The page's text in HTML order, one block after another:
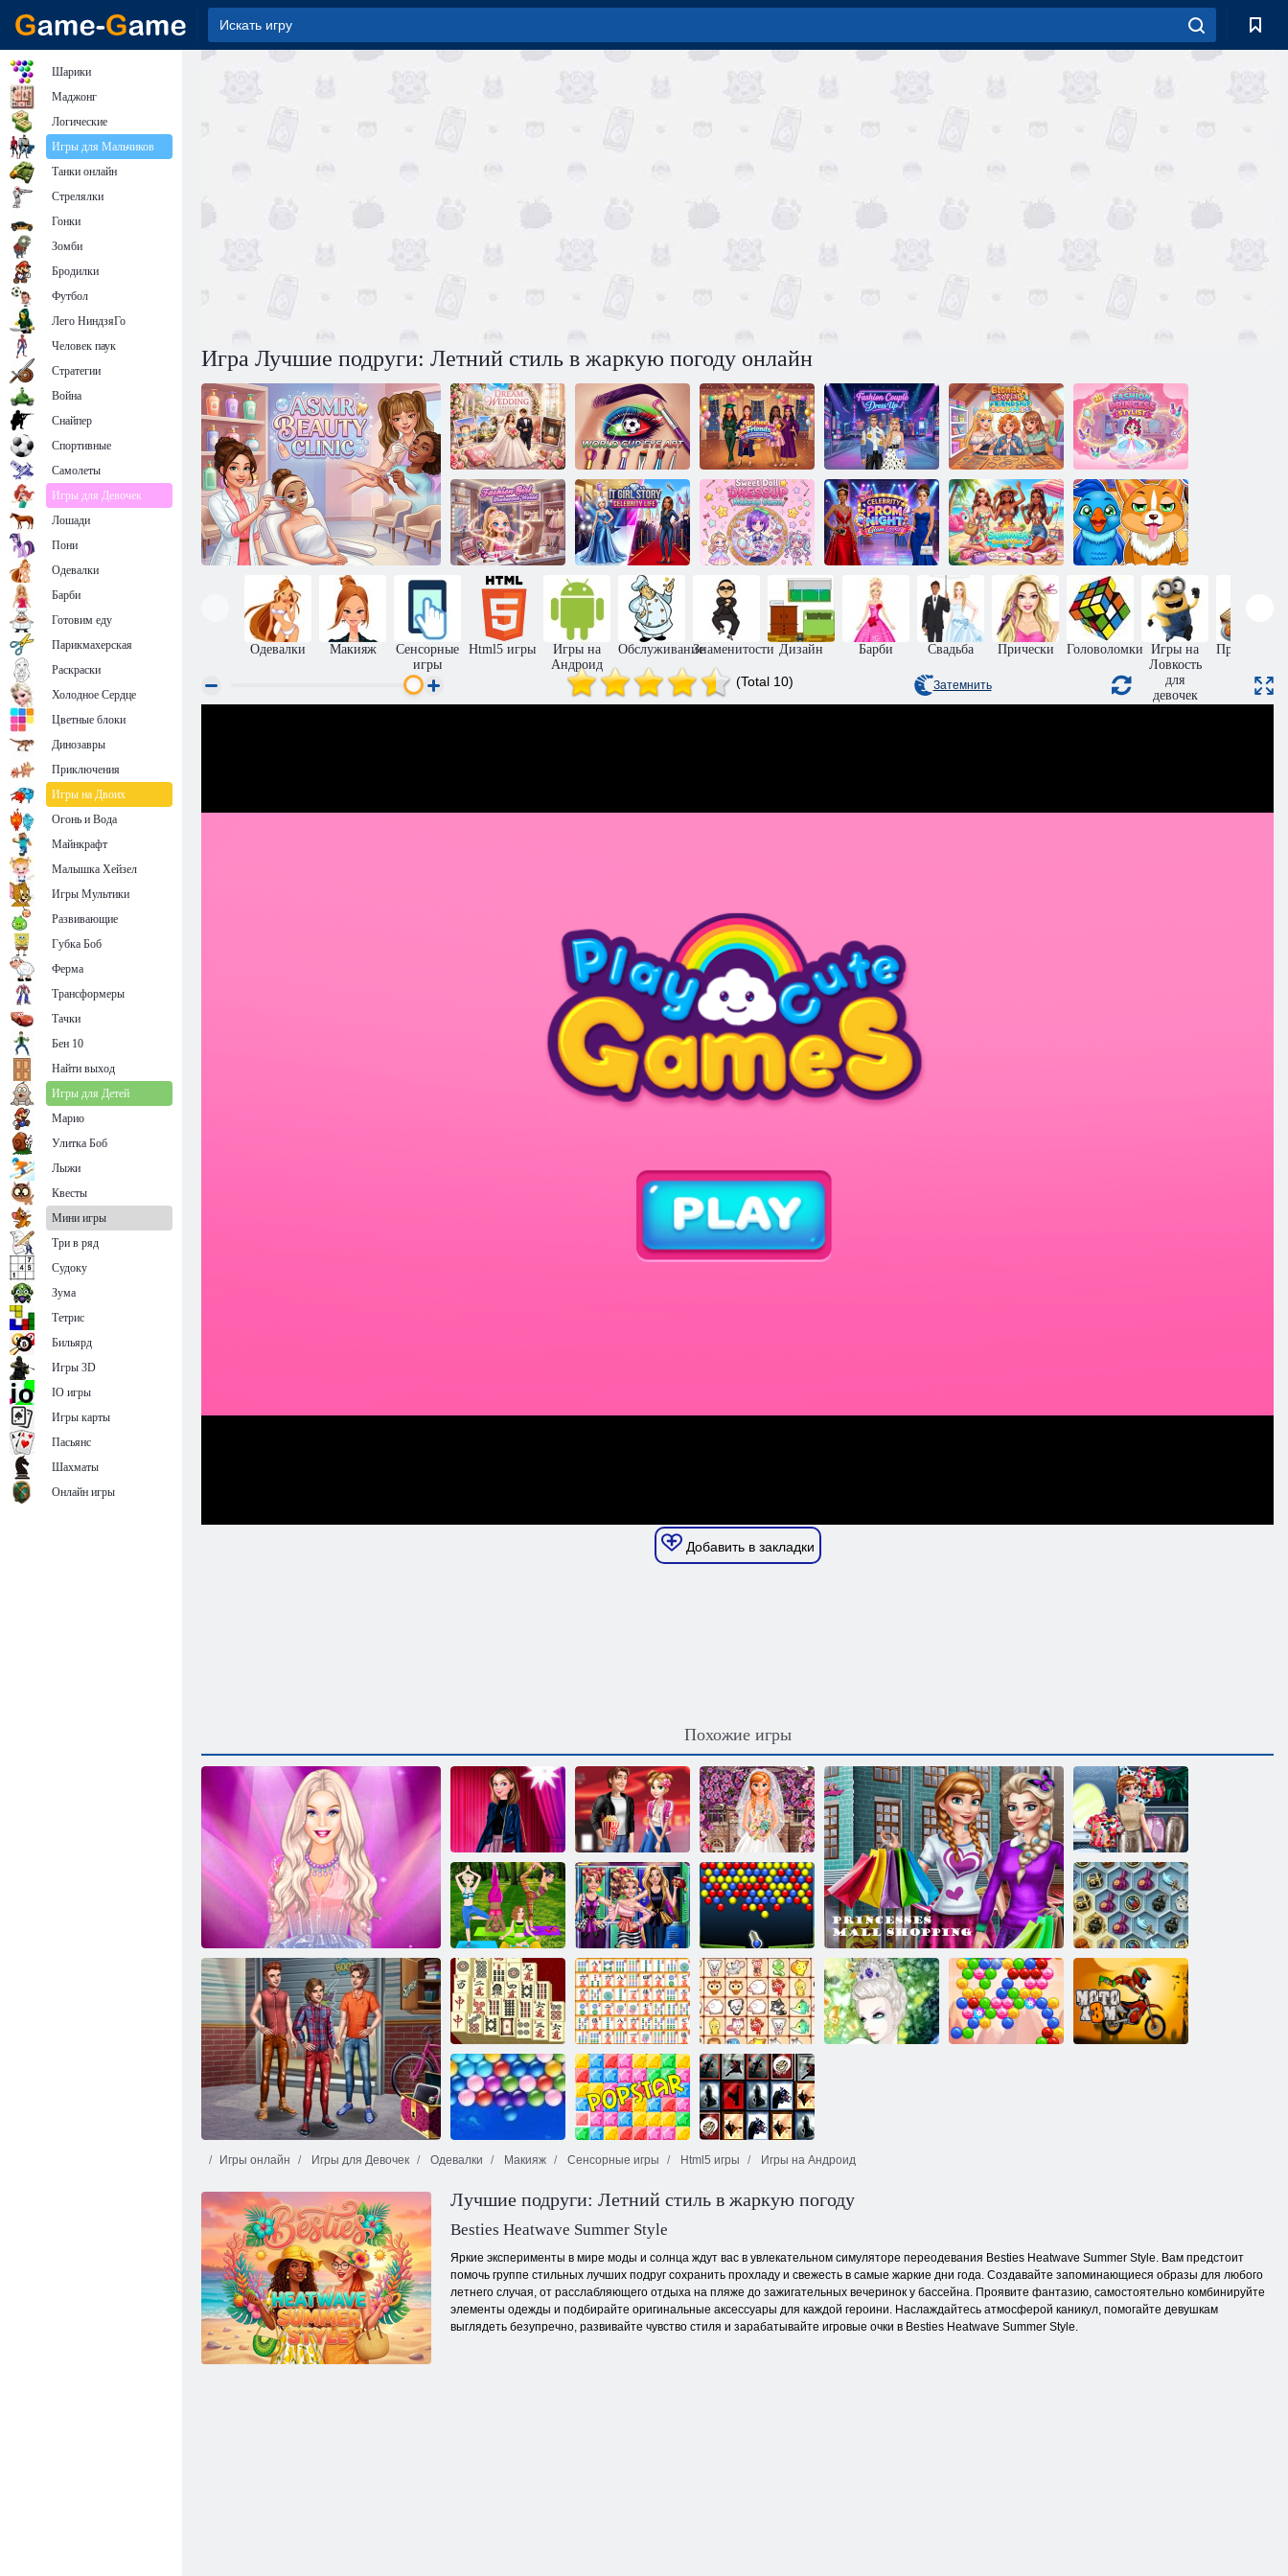
Игра Лучшие подруги: Летний стиль в жаркую погоду онлайн
Свадебное
платье мечты
Рисунок глаз на
тему
Чемпионата
мира по
футболу
Выпускной
вечер в стиле
Барби и её
подруг
Модные
парные наряды
Блондинка
София: Браслет
дружбы
Модная
принцесса-
стилист
Мир
преображений
модных
девушек
История
девушки:
Жизнь
знаменитости
Макияж для
сладкой куклы
Гламурные
образы
знаменитостей
на выпускном
вечере
Элли и друзья:
Летняя
пляжная
атмосфера
Лечение
домашних
животных
Одевалки Макияж
Сенсорные
игры
Html5 игры
Игры на
Андроид
ОбслуживаниеЗнаменитости Дизайн Барби Свадьба Прически Головоломки Игры на
Ловкость
для
девочек
(Total 10) Затемнить
Добавить в закладки
Похожие игры
Показ мод с Барби
Барби
становится
актрисой
День Святого
Валентина кино
Одеть невесту и
подружек
невесты
Время
приодеть
принцессу
Йога для
принцесс
Принцесса:
Назад в школу
Оборудование моды мальчиков
Энергичные
шарики
Сокровища
мистического
моря
Ежедневный
маджонг
Маджонг линк
Сказочные
питомцы связь
Бесконечные
пузыри
Поп-звезда
Плитка
неожиданностей
Игры онлайн Игры для Девочек Одевалки Макияж Сенсорные игры Html5 игры Игры на Андроид
Лучшие подруги: Летний стиль в жаркую погоду
Besties Heatwave Summer Style
Яркие эксперименты в мире моды и солнца ждут вас в увлекательном симуляторе переодевания Besties Heatwave Summer Style. Вам предстоит
помочь группе стильных лучших подруг сохранить прохладу и свежесть в самые жаркие дни года. Создавайте запоминающиеся образы для любого
летнего случая, от расслабляющего отдыха на пляже до зажигательных вечеринок у бассейна. Проявите фантазию, самостоятельно комбинируйте
элементы одежды и подбирайте оригинальные аксессуары для каждой героини. Наслаждайтесь атмосферой каникул, помогайте девушкам
выглядеть безупречно, развивайте чувство стиля и зарабатывайте игровые очки в Besties Heatwave Summer Style.
Шарики
Маджонг
Логические
Игры для Мальчиков
Танки онлайн
Стрелялки
Гонки
Зомби
Бродилки
Футбол
Лего НиндзяГо
Человек паук
Стратегии
Война
Снайпер
Спортивные
Самолеты
Игры для Девочек
Лошади
Пони
Одевалки
Барби
Готовим еду
Парикмахерская
Раскраски
Холодное Сердце
Цветные блоки
Динозавры
Приключения
Игры на Двоих
Огонь и Вода
Майнкрафт
Малышка Хейзел
Игры Мультики
Развивающие
Губка Боб
Ферма
Трансформеры
Тачки
Бен 10
Найти выход
Игры для Детей
Марио
Улитка Боб
Лыжи
Квесты
Мини игры
Три в ряд
Судоку
Зума
Тетрис
Бильярд
Игры 3D
IO игры
Игры карты
Пасьянс
Шахматы
Онлайн игры